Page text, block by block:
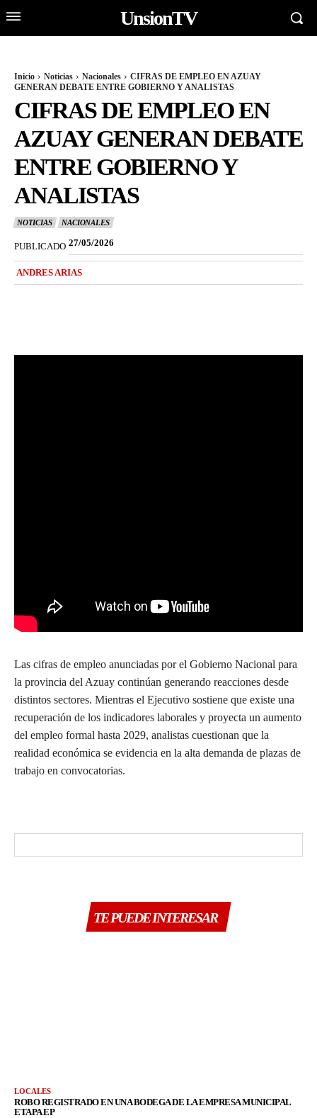
UnsionTV
Inicio Noticias Nacionales
CIFRAS DE EMPLEO EN AZUAY
GENERAN DEBATE ENTRE GOBIERNO Y ANALISTAS
CIFRAS DE EMPLEO EN
AZUAY GENERAN DEBATE
ENTRE GOBIERNO Y
ANALISTAS
NOTICIAS NACIONALES
PUBLICADO 27/05/2026
ANDRES ARIAS
Las cifras de empleo anunciadas por el Gobierno Nacional para
la provincia del Azuay continúan generando reacciones desde
distintos sectores. Mientras el Ejecutivo sostiene que existe una
recuperación de los indicadores laborales y proyecta un aumento
del empleo formal hasta 2029, analistas cuestionan que la
realidad económica se evidencia en la alta demanda de plazas de
trabajo en convocatorias.
TE PUEDE INTERESAR
LOCALES
ROBO REGISTRADO EN UNA BODEGA DE LA EMPRESA MUNICIPAL
ETAPA EP